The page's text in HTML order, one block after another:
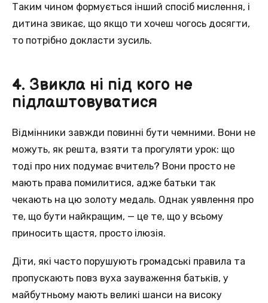
Таким чином формується інший спосіб мислення, і
дитина звикає, що якщо ти хочеш чогось досягти,
то потрібно докласти зусиль.
4. Звикла ні під кого не
підлаштовуватися
Відмінники завжди повинні бути чемними. Вони не
можуть, як решта, взяти та прогуляти урок: що
тоді про них подумає вчитель? Вони просто не
мають права помилитися, адже батьки так
чекають на цю золоту медаль. Однак уявлення про
те, що бути найкращим, — це те, що у всьому
приносить щастя, просто ілюзія.
Діти, які часто порушують громадські правила та
пропускають повз вуха зауваження батьків, у
майбутньому мають великі шанси на високу